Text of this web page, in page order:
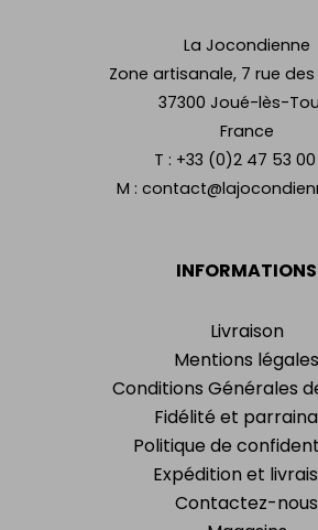
INFORMATIONS
Livraison
Mentions légales
Conditions Générales
Fidélité et
Politique de
Expédition et
Contactez-nous
La Jocondienne
Zone artisanale, 7 rue
37300 Joué-lès-
France
T : +33 (0)2 47 53 00
M :